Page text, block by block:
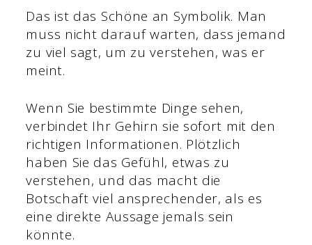
Das ist das Schöne an Symbolik. Man
muss nicht darauf warten, dass jemand
zu viel sagt, um zu verstehen, was er
meint.
Wenn Sie bestimmte Dinge sehen,
verbindet Ihr Gehirn sie sofort mit den
richtigen Informationen. Plötzlich
haben Sie das Gefühl, etwas zu
verstehen, und das macht die
Botschaft viel ansprechender, als es
eine direkte Aussage jemals sein
könnte.